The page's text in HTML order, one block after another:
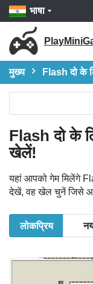
भाषा
मुख्य Flash दो के
Flash दो के
खेलें!
यहां आपको गेम मिलेंगे
देखें, वह खेल चुनें जिसे
लोकप्रिय